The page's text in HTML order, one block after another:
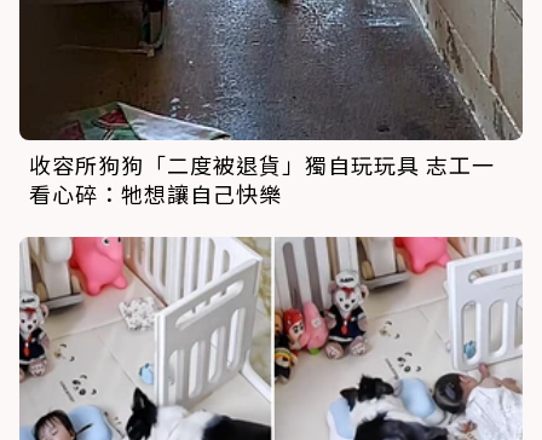
收容所狗狗「二度被退貨」獨自玩玩具 志工一
看心碎：牠想讓自己快樂